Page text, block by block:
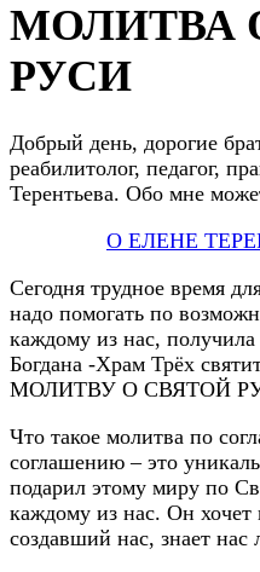
МОЛИТВА
РУСИ
Добрый день, дорогие
реабилитолог, педагог,
Терентьева. Обо мне
О ЕЛЕНЕ
Сегодня трудное время
надо помогать по
каждому из нас,
Богдана -Храм Трёх
МОЛИТВУ О СВЯТОЙ
Что такое молитва по
соглашению – это
подарил этому миру по
каждому из нас. Он
создавший нас, знает